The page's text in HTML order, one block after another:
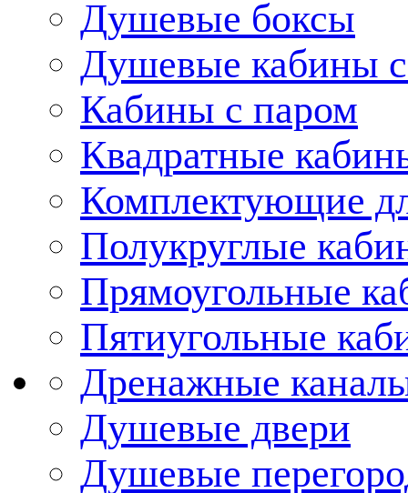
Душевые боксы
Душевые кабины
Кабины с паром
Квадратные
Комплектующие
Полукруглые
Прямоугольные
Пятиугольные
Дренажные
Душевые двери
Душевые